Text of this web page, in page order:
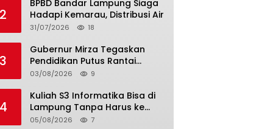
2
BPBD Bandar Lampung Siaga
Hadapi Kemarau, Distribusi Air
31/07/2026 18
3
Gubernur Mirza Tegaskan
Pendidikan Putus Rantai
Kemiskinan
03/08/2026 9
Kuliah S3 Informatika Bisa di
Lampung Tanpa Harus ke
Luar Daerah
05/08/2026 7